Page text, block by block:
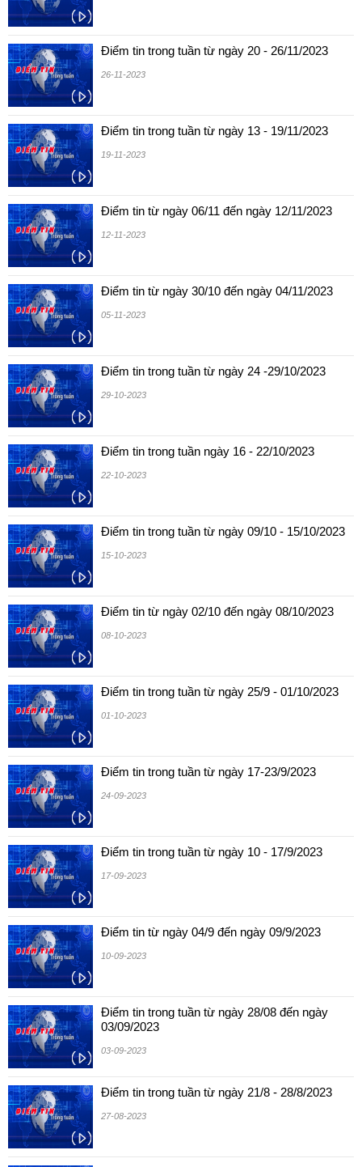
Điểm tin trong tuần từ ngày 20 - 26/11/2023
26-11-2023
Điểm tin trong tuần từ ngày 13 - 19/11/2023
19-11-2023
Điểm tin từ ngày 06/11 đến ngày 12/11/2023
12-11-2023
Điểm tin từ ngày 30/10 đến ngày 04/11/2023
05-11-2023
Điểm tin trong tuần từ ngày 24 -29/10/2023
29-10-2023
Điểm tin trong tuần ngày 16 - 22/10/2023
22-10-2023
Điểm tin trong tuần từ ngày 09/10 - 15/10/2023
15-10-2023
Điểm tin từ ngày 02/10 đến ngày 08/10/2023
08-10-2023
Điểm tin trong tuần từ ngày 25/9 - 01/10/2023
01-10-2023
Điểm tin trong tuần từ ngày 17-23/9/2023
24-09-2023
Điểm tin trong tuần từ ngày 10 - 17/9/2023
17-09-2023
Điểm tin từ ngày 04/9 đến ngày 09/9/2023
10-09-2023
Điểm tin trong tuần từ ngày 28/08 đến ngày
03/09/2023
03-09-2023
Điểm tin trong tuần từ ngày 21/8 - 28/8/2023
27-08-2023